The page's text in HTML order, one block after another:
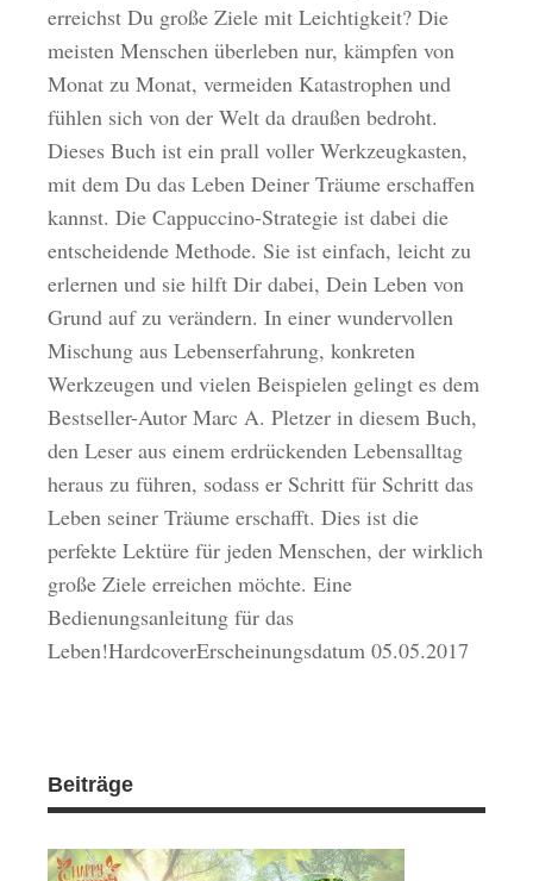
erreichst Du große Ziele mit Leichtigkeit? Die
meisten Menschen überleben nur, kämpfen von
Monat zu Monat, vermeiden Katastrophen und
fühlen sich von der Welt da draußen bedroht.
Dieses Buch ist ein prall voller Werkzeugkasten,
mit dem Du das Leben Deiner Träume erschaffen
kannst. Die Cappuccino-Strategie ist dabei die
entscheidende Methode. Sie ist einfach, leicht zu
erlernen und sie hilft Dir dabei, Dein Leben von
Grund auf zu verändern. In einer wundervollen
Mischung aus Lebenserfahrung, konkreten
Werkzeugen und vielen Beispielen gelingt es dem
Bestseller-Autor Marc A. Pletzer in diesem Buch,
den Leser aus einem erdrückenden Lebensalltag
heraus zu führen, sodass er Schritt für Schritt das
Leben seiner Träume erschafft. Dies ist die
perfekte Lektüre für jeden Menschen, der wirklich
große Ziele erreichen möchte. Eine
Bedienungsanleitung für das
Leben!HardcoverErscheinungsdatum 05.05.2017
Beiträge